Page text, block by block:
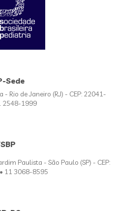
Sede
Rio de Janeiro (RJ) - CEP: 22041-
2548-1999
Paulista - São Paulo (SP) - CEP:
11 3068-8595